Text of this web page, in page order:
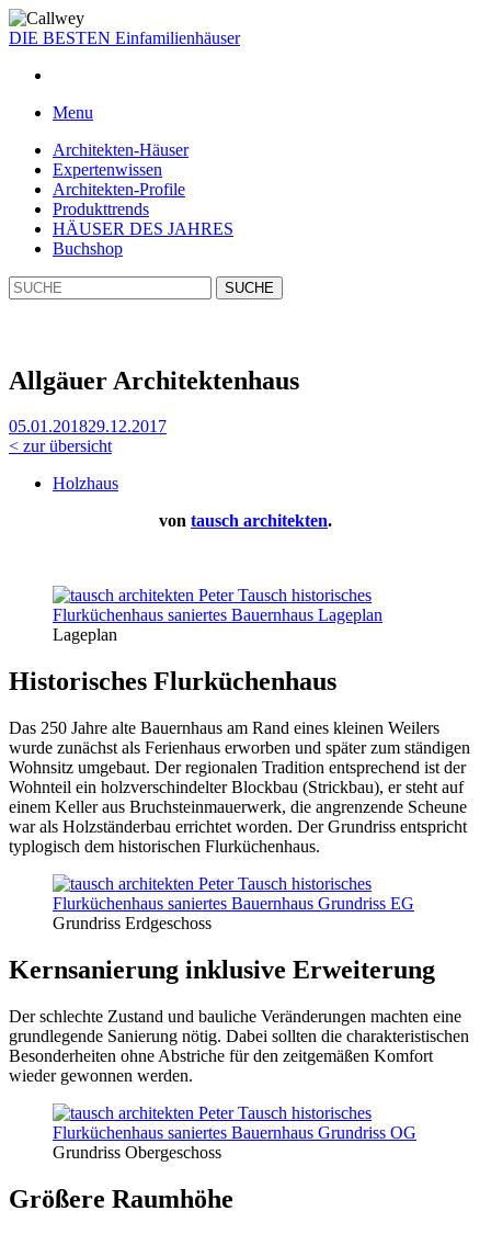
DIE BESTEN Einfamilienhäuser
Menu
Architekten-Häuser
Expertenwissen
Architekten-Profile
Produkttrends
HÄUSER DES JAHRES
Buchshop
Bücher-
und
Allgäuer Architektenhaus
05.01.201829.12.2017
< zur übersicht
Holzhaus
von tausch architekten.
Lageplan
Historisches Flurküchenhaus
Das 250 Jahre alte Bauernhaus am Rand eines kleinen Weilers
wurde zunächst als Ferienhaus erworben und später zum ständigen
Wohnsitz umgebaut. Der regionalen Tradition entsprechend ist der
Wohnteil ein holzverschindelter Blockbau (Strickbau), er steht auf
einem Keller aus Bruchsteinmauerwerk, die angrenzende Scheune
war als Holzständerbau errichtet worden. Der Grundriss entspricht
typlogisch dem historischen Flurküchenhaus.
Grundriss Erdgeschoss
Kernsanierung inklusive Erweiterung
Der schlechte Zustand und bauliche Veränderungen machten eine
grundlegende Sanierung nötig. Dabei sollten die charakteristischen
Besonderheiten ohne Abstriche für den zeitgemäßen Komfort
wieder gewonnen werden.
Grundriss Obergeschoss
Größere Raumhöhe